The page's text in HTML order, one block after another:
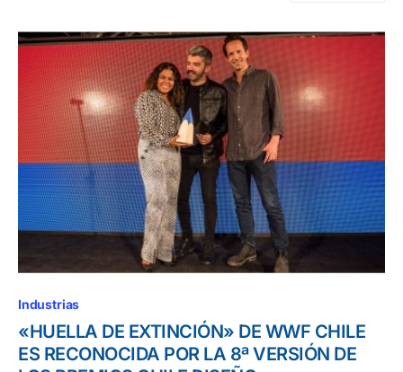
Industrias
«HUELLA DE EXTINCIÓN» DE WWF CHILE
ES RECONOCIDA POR LA 8ª VERSIÓN DE